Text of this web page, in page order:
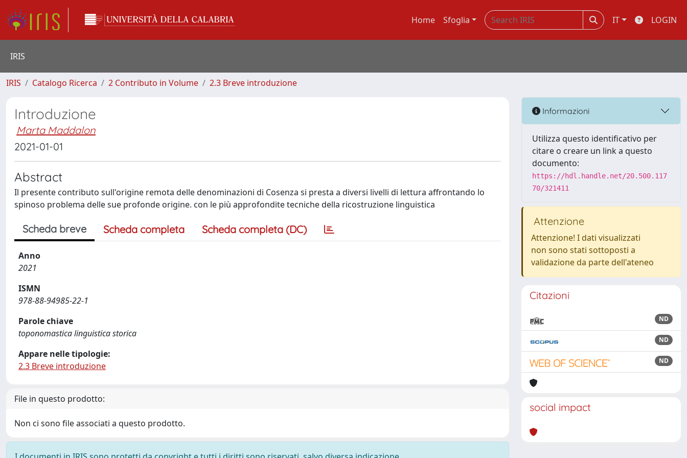
Home Sfoglia IT LOGIN
IRIS
IRIS Catalogo Ricerca 2 Contributo in Volume 2.3 Breve introduzione
Introduzione
Marta Maddalon
2021-01-01
Abstract
Il presente contributo sull'origine remota delle denominazioni di Cosenza si presta a diversi livelli di lettura affrontando lo
spinoso problema delle sue profonde origine. con le più approfondite tecniche della ricostruzione linguistica
Scheda breve Scheda completa Scheda completa (DC)
Anno
2021
ISMN
978-88-94985-22-1
Parole chiave
toponomastica linguistica storica
Appare nelle tipologie:
2.3 Breve introduzione
File in questo prodotto:
Non ci sono file associati a questo prodotto.
Informazioni
Utilizza questo identificativo per
citare o creare un link a questo
documento:
https://hdl.handle.net/20.500.117
70/321411
Attenzione
Attenzione! I dati visualizzati
non sono stati sottoposti a
validazione da parte dell'ateneo
Citazioni
ND
ND
ND
social impact